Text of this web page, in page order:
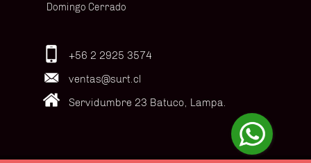
Domingo Cerrado
+56 2 2925 3574
ventas@surt.cl
Servidumbre 23 Batuco, Lampa.